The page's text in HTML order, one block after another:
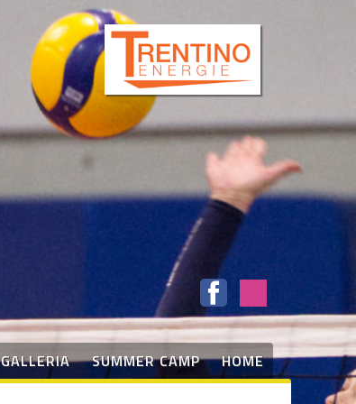
GALLERIA SUMMER CAMP HOME